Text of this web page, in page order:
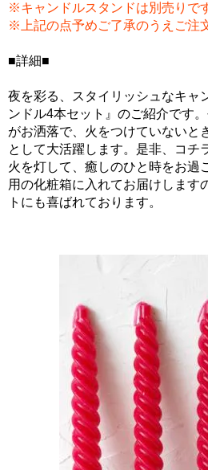
※キャンドルスタンドは別売りで
※上記の点予めご了承のうえご注
■詳細■
夜を彩る、スタイリッシュなキャ
ンドル4本セット』のご紹介です
がお洒落で、火をつけていないと
として大活躍します。是非、コチ
火を灯して、癒しのひと時をお過
用の化粧箱に入れてお届けします
トにも喜ばれております。